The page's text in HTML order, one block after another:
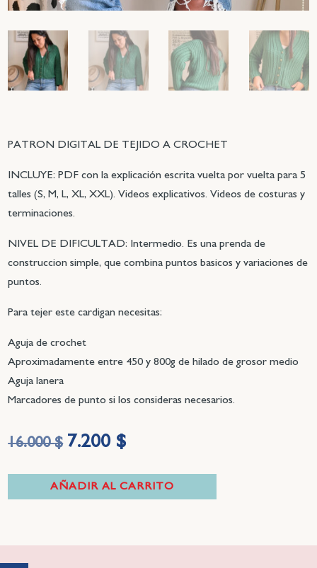
PATRON DIGITAL DE TEJIDO A CROCHET
INCLUYE: PDF con la explicación escrita vuelta por vuelta para 5
talles (S, M, L, XL, XXL). Videos explicativos. Videos de costuras y
terminaciones.
NIVEL DE DIFICULTAD: Intermedio. Es una prenda de
construccion simple, que combina puntos basicos y variaciones de
puntos.
Para tejer este cardigan necesitas:
Aguja de crochet
Aproximadamente entre 450 y 800g de hilado de grosor medio
Aguja lanera
Marcadores de punto si los consideras necesarios.
16.000$ El
original
era:
7.200 $El
actual
es:
AÑADIR AL CARRITO